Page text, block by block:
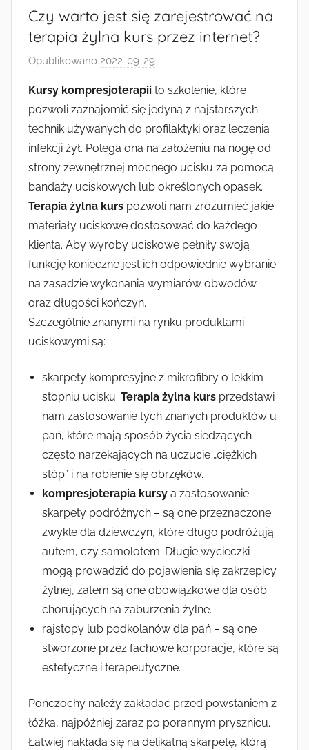
Czy warto jest się zarejestrować na
terapia żylna kurs przez internet?
Opublikowano 2022-09-29
z
e
z
k
a
s
i
a
Kursy kompresjoterapii to szkolenie, które
pozwoli zaznajomić się jedyną z najstarszych
technik używanych do profilaktyki oraz leczenia
infekcji żył. Polega ona na założeniu na nogę od
strony zewnętrznej mocnego ucisku za pomocą
bandaży uciskowych lub określonych opasek.
Terapia żylna kurs pozwoli nam zrozumieć jakie
materiały uciskowe dostosować do każdego
klienta. Aby wyroby uciskowe pełniły swoją
funkcję konieczne jest ich odpowiednie wybranie
na zasadzie wykonania wymiarów obwodów
oraz długości kończyn.
Szczególnie znanymi na rynku produktami
uciskowymi są:
skarpety kompresyjne z mikrofibry o lekkim
stopniu ucisku. Terapia żylna kurs przedstawi
nam zastosowanie tych znanych produktów u
pań, które mają sposób życia siedzących
często narzekających na uczucie „ciężkich
stóp” i na robienie się obrzęków.
kompresjoterapia kursy a zastosowanie
skarpety podróżnych – są one przeznaczone
zwykle dla dziewczyn, które długo podróżują
autem, czy samolotem. Długie wycieczki
mogą prowadzić do pojawienia się zakrzepicy
żylnej, zatem są one obowiązkowe dla osób
chorujących na zaburzenia żylne.
rajstopy lub podkolanów dla pań – są one
stworzone przez fachowe korporacje, które są
estetyczne i terapeutyczne.
Pończochy należy zakładać przed powstaniem z
łóżka, najpóźniej zaraz po porannym prysznicu.
Łatwiej nakłada się na delikatną skarpetę, którą